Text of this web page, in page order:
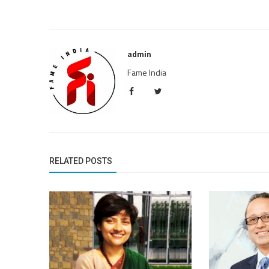
admin
Fame India
RELATED POSTS